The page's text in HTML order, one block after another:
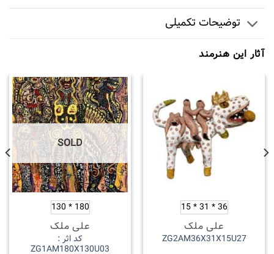
توضیحات تکمیلی
آثار این هنرمند
36 * 31 * 15
علی ملک
ZG2AM36X31X15U27
SOLD
180 * 130
علی ملک
کد اثر :
ZG1AM180X130U03